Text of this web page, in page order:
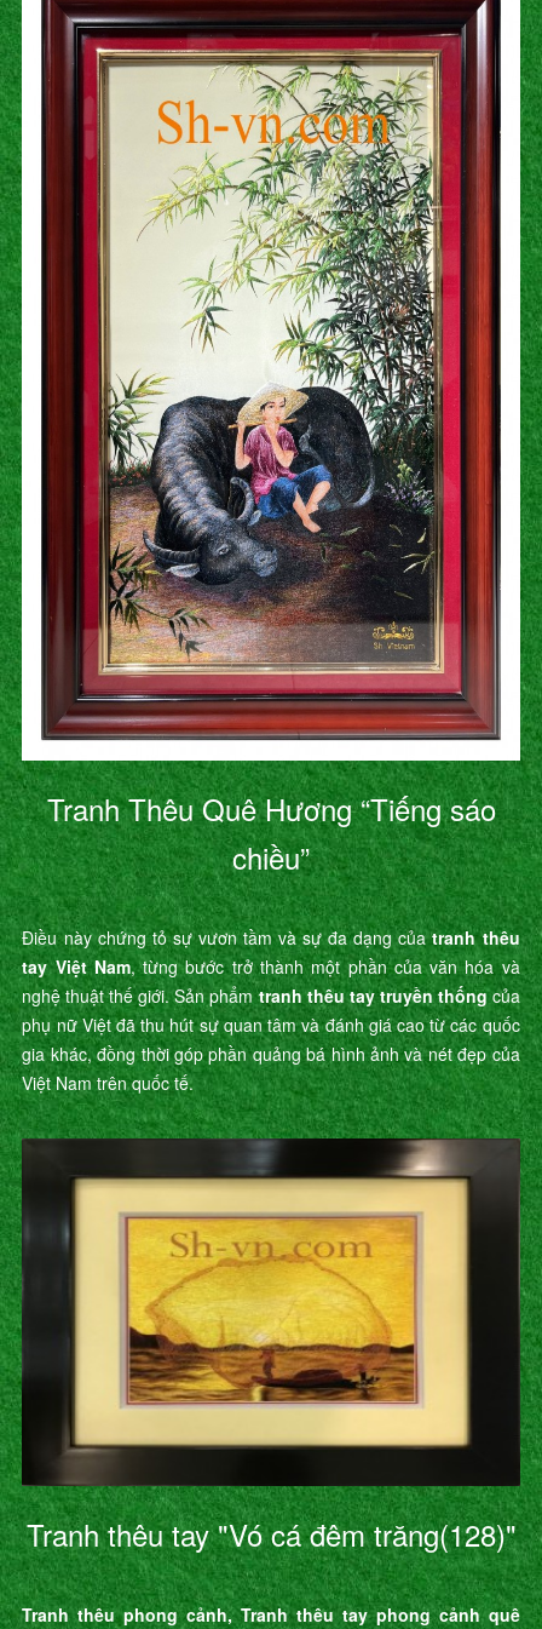
Tranh Thêu Quê Hương “Tiếng sáo
chiều”
Điều này chứng tỏ sự vươn tầm và sự đa dạng củatranh thêu
tay Việt Nam, từng bước trở thành một phần của văn hóa và
nghệ thuật thế giới. Sản phẩmtranh thêu tay truyền thốngcủa
phụ nữ Việt đã thu hút sự quan tâm và đánh giá cao từ các quốc
gia khác, đồng thời góp phần quảng bá hình ảnh và nét đẹp của
Việt Nam trên quốc tế.
Tranh thêu tay "Vó cá đêm trăng(128)"
Tranh thêu phong cảnh, Tranh thêu tay phong cảnh quê